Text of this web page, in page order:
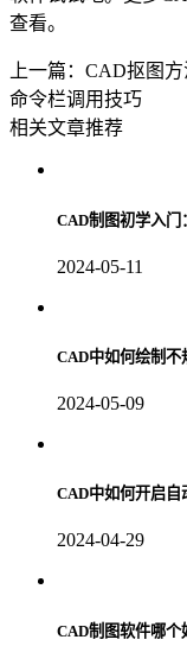
查看。
上一篇：CAD抠图方
命令栏调用技巧
相关文章推荐
CAD制图初学入门
2024-05-11
CAD中如何绘制不
2024-05-09
CAD中如何开启自
2024-04-29
CAD制图软件哪个